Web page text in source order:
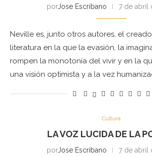
porJose Escribano 7 de abril
Neville es, junto otros autores, el
literatura en la que la evasión, la
rompen la monotonía del vivir y en la
una visión optimista y a la vez
Cultura
LA VOZ LUCIDA DE LA
porJose Escribano 7 de abril